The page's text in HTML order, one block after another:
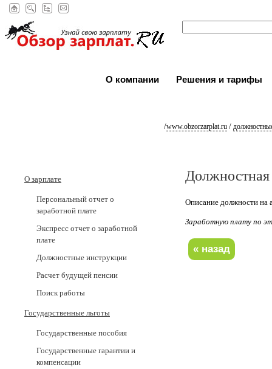
О компании Решения и тарифы
/www.obzorzarplat.ru /
О зарплате
Персональный отчет о
заработной плате
Экспресс отчет о заработной
плате
Должностные инструкции
Расчет будущей пенсии
Поиск работы
Государственные льготы
Государственные пособия
Государственные гарантии и
компенсации
Описание должности на
Заработную плату по